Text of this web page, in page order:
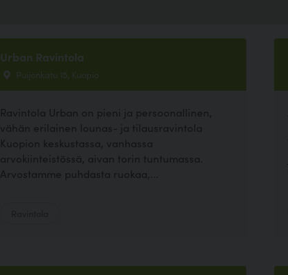
Urban Ravintola
Puijonkatu 15, Kuopio
Ravintola Urban on pieni ja persoonallinen,
vähän erilainen lounas- ja tilausravintola
Kuopion keskustassa, vanhassa
arvokiinteistössä, aivan torin tuntumassa.
Arvostamme puhdasta ruokaa,...